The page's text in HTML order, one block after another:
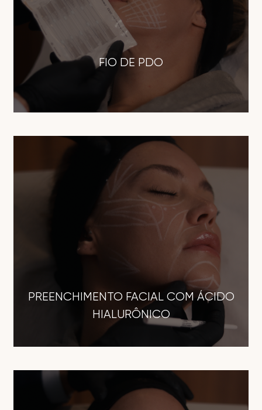
FIO DE PDO
PREENCHIMENTO FACIAL COM ÁCIDO
HIALURÔNICO